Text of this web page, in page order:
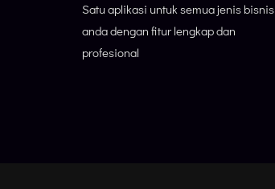
Satu aplikasi untuk semua jenis bisnis
anda dengan fitur lengkap dan
profesional